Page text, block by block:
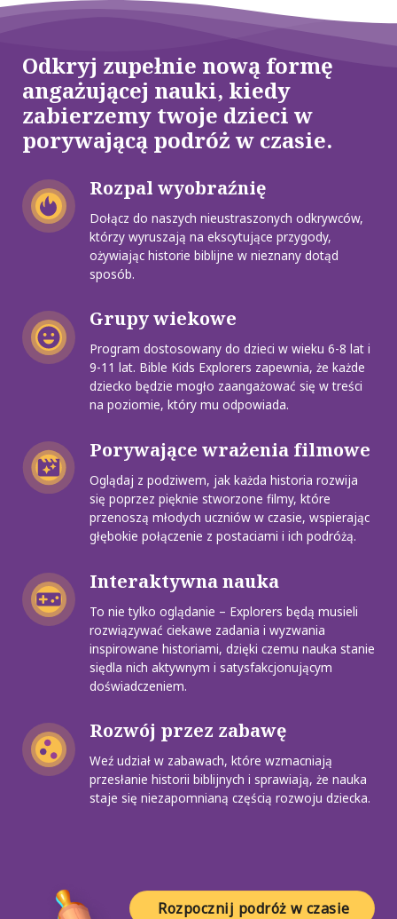
Odkryj zupełnie nową formę
angażującej nauki, kiedy
zabierzemy twoje dzieci w
porywającą podróż w czasie.
Rozpal wyobraźnię
Dołącz do naszych nieustraszonych odkrywców,
którzy wyruszają na ekscytujące przygody,
ożywiając historie biblijne w nieznany dotąd
sposób.
Grupy wiekowe
Program dostosowany do dzieci w wieku 6-8 lat i
9-11 lat. Bible Kids Explorers zapewnia, że każde
dziecko będzie mogło zaangażować się w treści
na poziomie, który mu odpowiada.
Porywające wrażenia filmowe
Oglądaj z podziwem, jak każda historia rozwija
się poprzez pięknie stworzone filmy, które
przenoszą młodych uczniów w czasie, wspierając
głębokie połączenie z postaciami i ich podróżą.
Interaktywna nauka
To nie tylko oglądanie – Explorers będą musieli
rozwiązywać ciekawe zadania i wyzwania
inspirowane historiami, dzięki czemu nauka stanie
siędla nich aktywnym i satysfakcjonującym
doświadczeniem.
Rozwój przez zabawę
Weź udział w zabawach, które wzmacniają
przesłanie historii biblijnych i sprawiają, że nauka
staje się niezapomnianą częścią rozwoju dziecka.
Rozpocznij podróż w czasie